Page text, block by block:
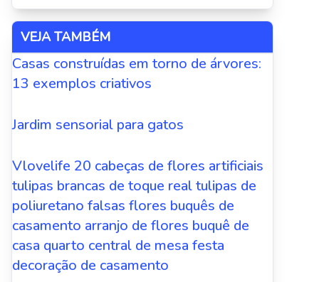
VEJA TAMBÉM
Casas construídas em torno de árvores:
13 exemplos criativos
Jardim sensorial para gatos
Vlovelife 20 cabeças de flores artificiais
tulipas brancas de toque real tulipas de
poliuretano falsas flores buquês de
casamento arranjo de flores buquê de
casa quarto central de mesa festa
decoração de casamento